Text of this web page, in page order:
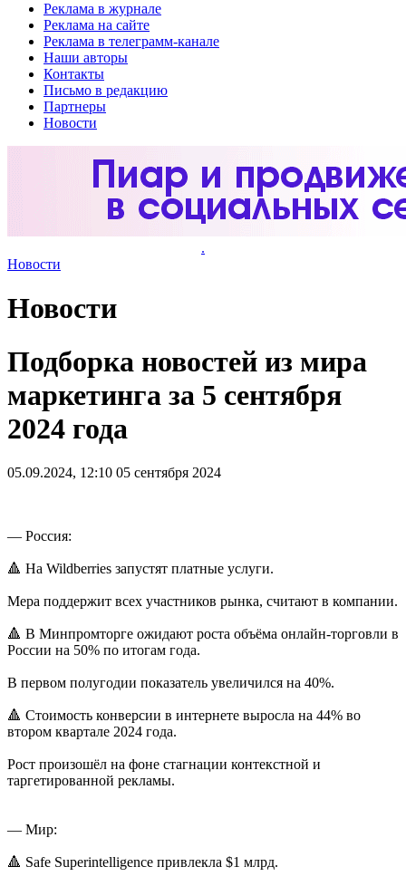
Реклама в журнале
Реклама на сайте
Реклама в телеграмм-канале
Наши авторы
Контакты
Письмо в редакцию
Партнеры
Новости
.
Новости
Новости
Подборка новостей из мира
маркетинга за 5 сентября
2024 года
05.09.2024, 12:10 05 сентября 2024
— Россия:
🔺 На Wildberries запустят платные услуги.
Мера поддержит всех участников рынка, считают в компании.
🔺 В Минпромторге ожидают роста объёма онлайн-торговли в
России на 50% по итогам года.
В первом полугодии показатель увеличился на 40%.
🔺 Стоимость конверсии в интернете выросла на 44% во
втором квартале 2024 года.
Рост произошёл на фоне стагнации контекстной и
таргетированной рекламы.
— Мир:
🔺 Safe Superintelligence привлекла $1 млрд.